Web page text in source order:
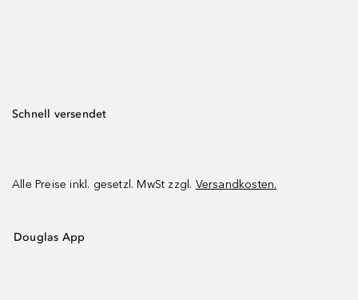
Schnell versendet
Alle Preise inkl. gesetzl. MwSt zzgl. Versandkosten.
Douglas App